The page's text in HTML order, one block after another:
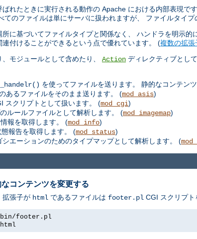
ばれたときに実行される動作の Apache における内部表現で
のファイルは単にサーバに扱われますが、 ファイルタイプ
に基づいてファイルタイプと関係なく、 ハンドラを明示
付けることができるという点で優れています。 (複数の拡張
モジュールとして含めたり、 Action ディレクティブとし
を使ってファイルを送ります。 静的なコンテン
あるファイルをそのまま送ります。 (mod_asis)
スクリプトとして扱います。 (mod_cgi)
ルールファイルとして解析します。 (mod_imagemap)
報を取得します。 (mod_info)
報告を取得します。 (mod_status)
シエーションのためのタイプマップとして解析します。 (
コンテンツを変更する
拡張子が html であるファイルは footer.pl CGI スクリプト
footer.pl